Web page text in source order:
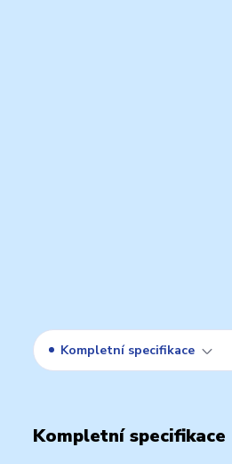
Kompletní specifikace
Kompletní specifikace